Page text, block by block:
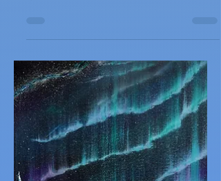
que no había estrellas en el cielo la noche
en que nació, y por lo tanto, no había
ninguna constelación con la que
estereotiparlo. Él no creía que solo hubiera
doce tipos de personas en el mundo, así
que ella le leyó su horóscopo en voz alta,
del periódico matutino. Estaba convencida
de que se haría realidad. Él le contó que,
cuando era periodista en prácticas, pasó
una semana trabajando en la